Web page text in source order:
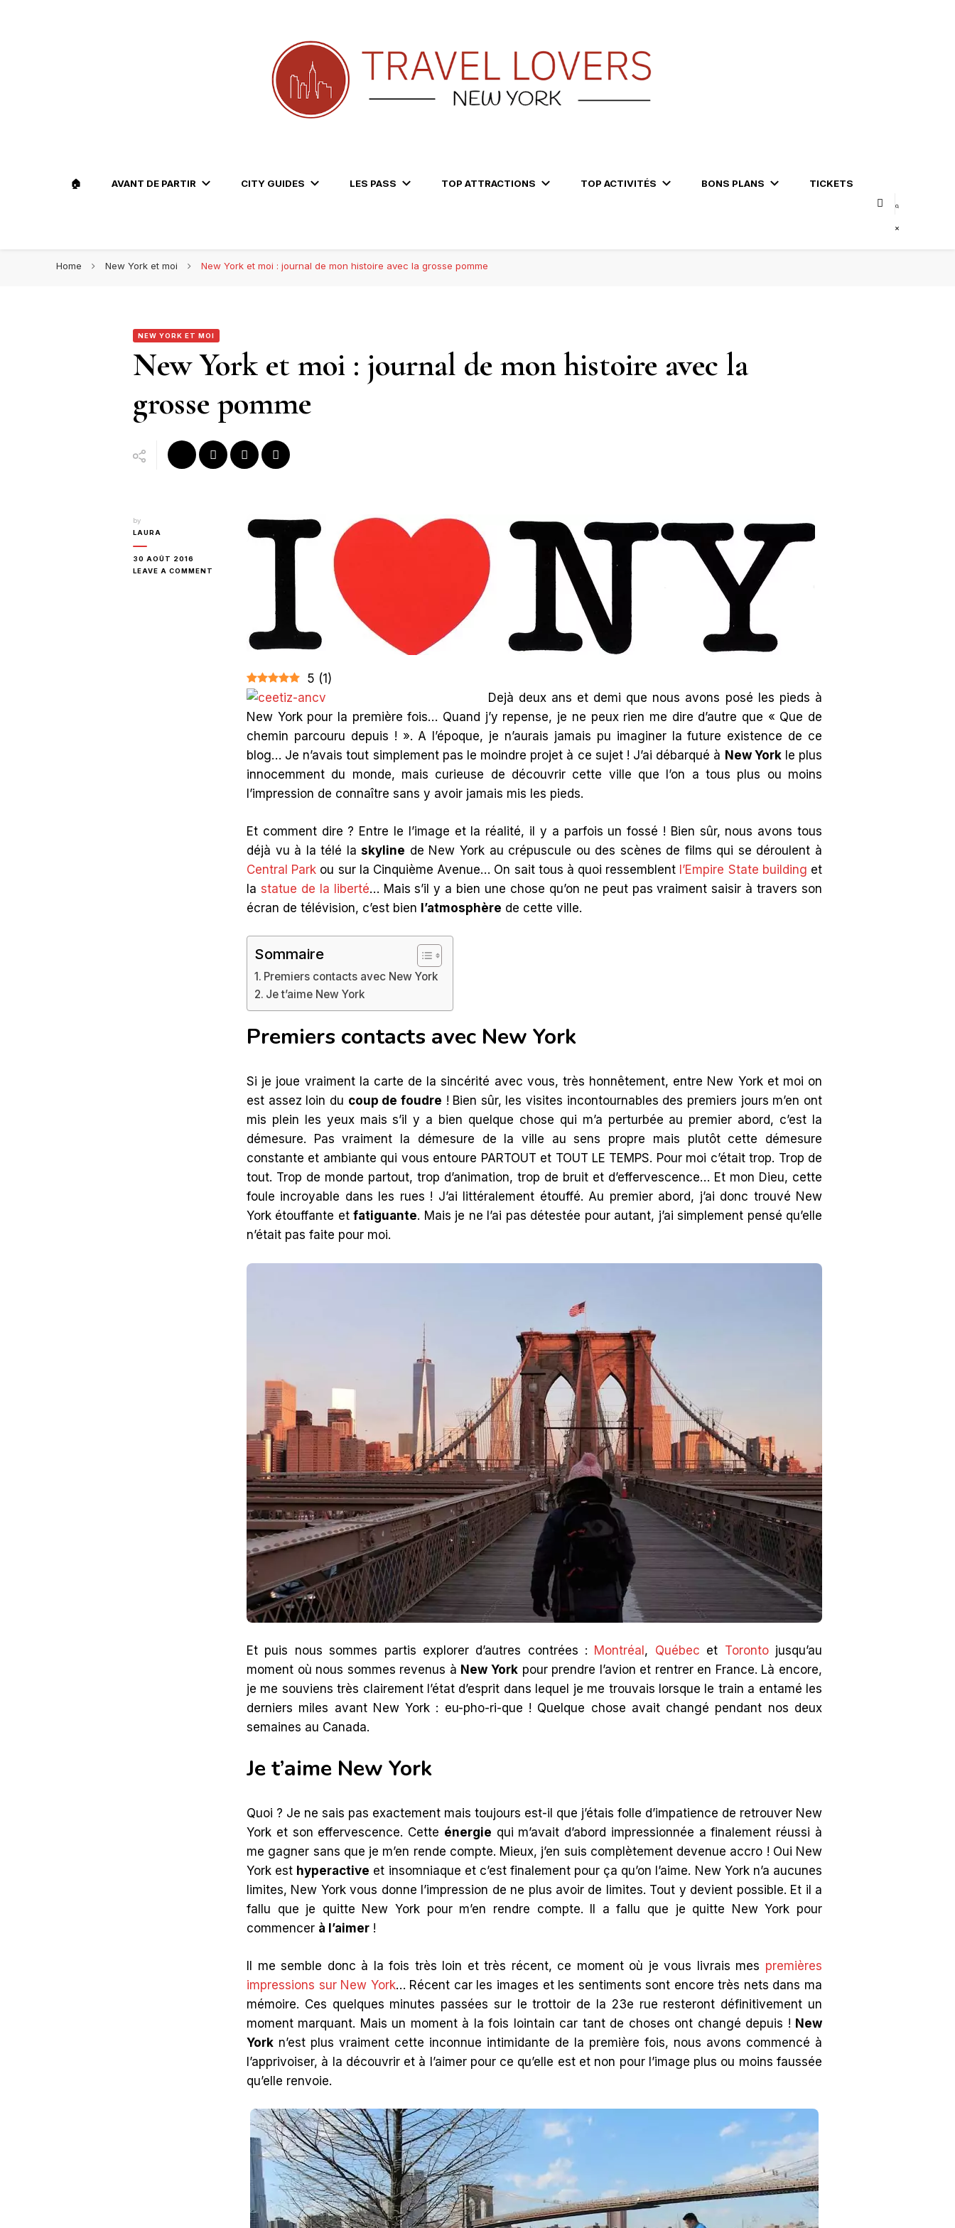
🏠 AVANT DE PARTIR CITY GUIDES LES PASS TOP ATTRACTIONS TOP ACTIVITÉS BONS PLANS TICKETS
Home New York et moi New York et moi : journal de mon histoire avec la grosse pomme
NEW YORK ET MOI
New York et moi : journal de mon histoire avec la
grosse pomme
by
LAURA
30 AOÛT 2016
LEAVE A COMMENT
JOURNAL
HISTOIRE
5 (1 )
Dejà deux ans et demi que nous avons posé les pieds à
New York pour la première fois… Quand j’y repense, je ne peux rien me dire d’autre que « Que de
chemin parcouru depuis ! ». A l’époque, je n’aurais jamais pu imaginer la future existence de ce
blog… Je n’avais tout simplement pas le moindre projet à ce sujet ! J’ai débarqué à New Yorkle plus
innocemment du monde, mais curieuse de découvrir cette ville que l’on a tous plus ou moins
l’impression de connaître sans y avoir jamais mis les pieds.
Et comment dire ? Entre le l’image et la réalité, il y a parfois un fossé ! Bien sûr, nous avons tous
déjà vu à la télé laskyline de New York au crépuscule ou des scènes de films qui se déroulent à
Central Park ou sur la Cinquième Avenue… On sait tous à quoi ressemblent l’Empire State building et
la statue de la liberté… Mais s’il y a bien une chose qu’on ne peut pas vraiment saisir à travers son
écran de télévision, c’est bien l’atmosphère de cette ville.
Sommaire
Premiers contacts avec New York
Je t’aime New York
Premiers contacts avec New York
Si je joue vraiment la carte de la sincérité avec vous, très honnêtement, entre New York et moi on
est assez loin du coup de foudre ! Bien sûr, les visites incontournables des premiers jours m’en ont
mis plein les yeux mais s’il y a bien quelque chose qui m’a perturbée au premier abord, c’est la
démesure. Pas vraiment la démesure de la ville au sens propre mais plutôt cette démesure
constante et ambiante qui vous entoure PARTOUT et TOUT LE TEMPS. Pour moi c’était trop. Trop de
tout. Trop de monde partout, trop d’animation, trop de bruit et d’effervescence… Et mon Dieu, cette
foule incroyable dans les rues ! J’ai littéralement étouffé. Au premier abord, j’ai donc trouvé New
York étouffante etfatiguante. Mais je ne l’ai pas détestée pour autant, j’ai simplement pensé qu’elle
n’était pas faite pour moi.
Et puis nous sommes partis explorer d’autres contrées : Montréal, Québec et Torontojusqu’au
moment où nous sommes revenus à New Yorkpour prendre l’avion et rentrer en France. Là encore,
je me souviens très clairement l’état d’esprit dans lequel je me trouvais lorsque le train a entamé les
derniers miles avant New York : eu-pho-ri-que ! Quelque chose avait changé pendant nos deux
semaines au Canada.
Je t’aime New York
Quoi ? Je ne sais pas exactement mais toujours est-il que j’étais folle d’impatience de retrouver New
York et son effervescence. Cette énergie qui m’avait d’abord impressionnée a finalement réussi à
me gagner sans que je m’en rende compte. Mieux, j’en suis complètement devenue accro ! Oui New
York est hyperactive et insomniaque et c’est finalement pour ça qu’on l’aime. New York n’a aucunes
limites, New York vous donne l’impression de ne plus avoir de limites. Tout y devient possible. Et il a
fallu que je quitte New York pour m’en rendre compte. Il a fallu que je quitte New York pour
commencer à l’aimer !
Il me semble donc à la fois très loin et très récent, ce moment où je vous livrais mes premières
impressions sur New York… Récent car les images et les sentiments sont encore très nets dans ma
mémoire. Ces quelques minutes passées sur le trottoir de la 23e rue resteront définitivement un
moment marquant. Mais un moment à la fois lointain car tant de choses ont changé depuis ! New
York n’est plus vraiment cette inconnue intimidante de la première fois, nous avons commencé à
l’apprivoiser, à la découvrir et à l’aimer pour ce qu’elle est et non pour l’image plus ou moins faussée
qu’elle renvoie.